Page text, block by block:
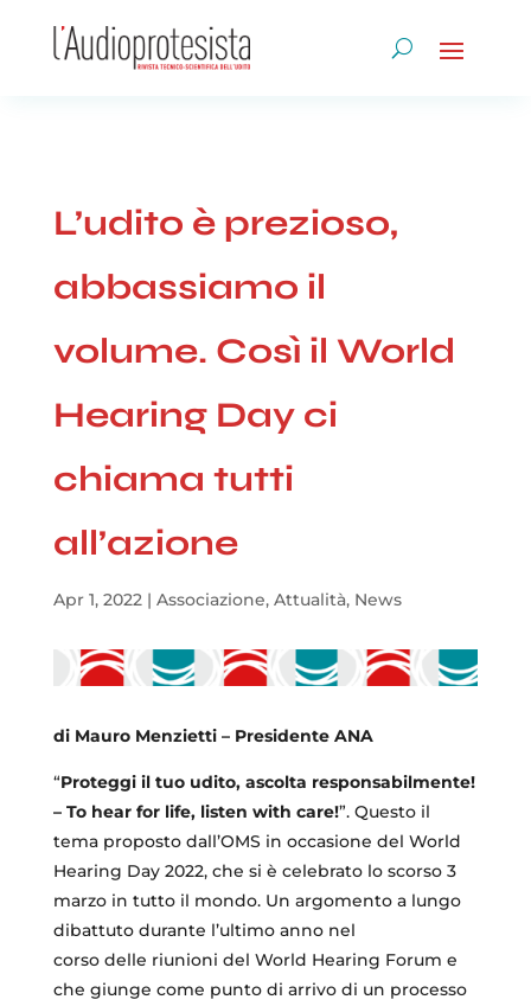
L’udito è prezioso,
abbassiamo il
volume. Così il World
Hearing Day ci
chiama tutti
all’azione
Apr 1, 2022| Associazione, Attualità, News
di Mauro Menzietti – Presidente ANA
“Proteggi il tuo udito, ascolta responsabilmente!
– To hear for life, listen with care!”. Questo il
tema proposto dall’OMS in occasione del World
Hearing Day 2022, che si è celebrato lo scorso 3
marzo in tutto il mondo. Un argomento a lungo
dibattuto durante l’ultimo anno nel
corso delle riunioni del World Hearing Forum e
che giunge come punto di arrivo di un processo